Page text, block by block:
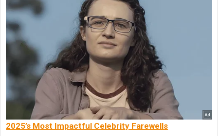
2025’s Most Impactful Celebrity Farewells